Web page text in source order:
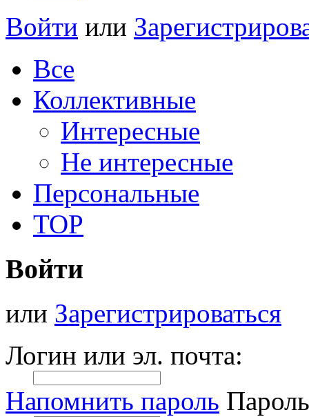
Войти или
Все
Коллективные
Интересные
Не интересные
Персональные
TOP
Войти
или Зарегистрироваться
Логин или эл. почта:
Напомнить пароль